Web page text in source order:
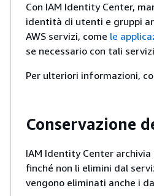
Con IAM Identity Center,
identità di utenti e gruppi
AWS servizi, come le
se necessario con tali
Per ulteriori informazioni,
Conservazione
IAM Identity Center
finché non li elimini dal
vengono eliminati anche i